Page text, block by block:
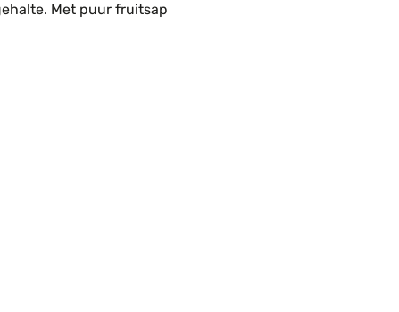
Met puur fruitsap